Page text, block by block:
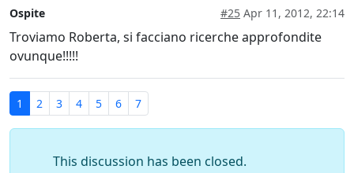
Ospite #25 Apr 11, 2012, 22:14
Troviamo Roberta, si facciano ricerche approfondite
ovunque!!!!!
1 2 3 4 5 6 7
This discussion has been closed.